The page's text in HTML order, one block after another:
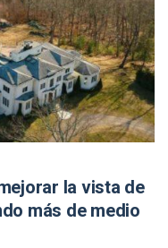
la vista de
más de medio